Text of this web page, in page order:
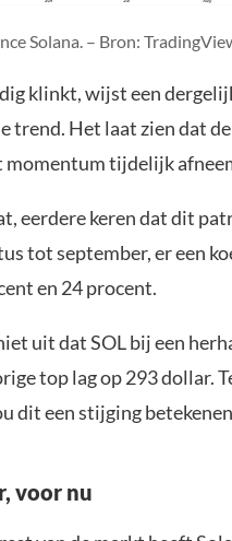
Solana. – Bron:
klinkt, wijst een
trend. Het laat zien dat
momentum tijdelijk
eerdere keren dat dit
tot september, er een
en 24 procent.
uit dat SOL bij een
top lag op 293 dollar.
dit een stijging
voor nu